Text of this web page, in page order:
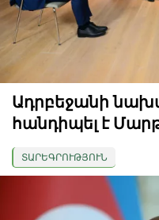
Ադրբեջանի
հանդիպել է
ՏԱՐԵԳՐՈՒԹՅՈՒՆ